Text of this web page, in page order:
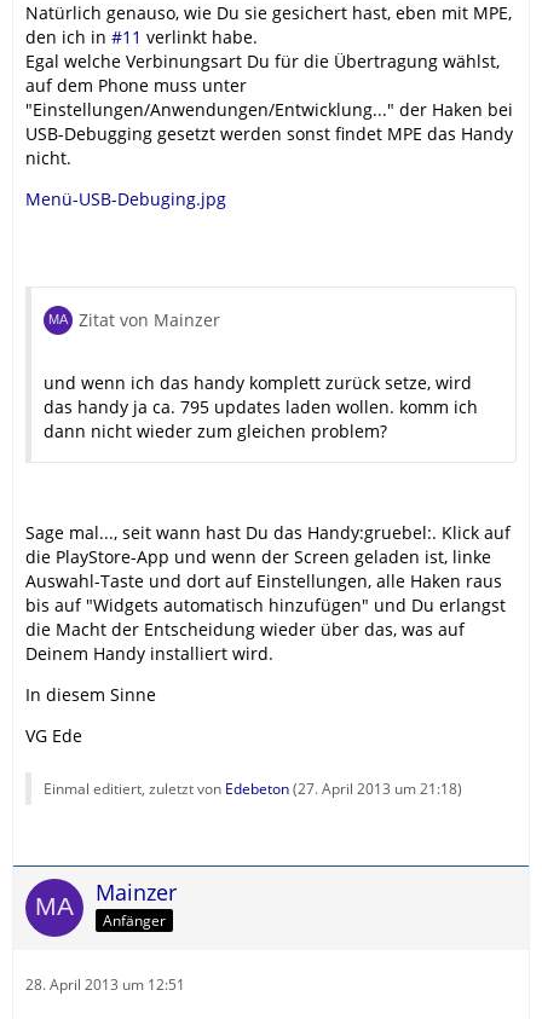
Natürlich genauso, wie Du sie gesichert hast, eben mit MPE,
den ich in #11 verlinkt habe.
Egal welche Verbinungsart Du für die Übertragung wählst,
auf dem Phone muss unter
"Einstellungen/Anwendungen/Entwicklung..." der Haken bei
USB-Debugging gesetzt werden sonst findet MPE das Handy
nicht.
Menü-USB-Debuging.jpg
Zitat von Mainzer
und wenn ich das handy komplett zurück setze, wird
das handy ja ca. 795 updates laden wollen. komm ich
dann nicht wieder zum gleichen problem?
Sage mal..., seit wann hast Du das Handy:gruebel:. Klick auf
die PlayStore-App und wenn der Screen geladen ist, linke
Auswahl-Taste und dort auf Einstellungen, alle Haken raus
bis auf "Widgets automatisch hinzufügen" und Du erlangst
die Macht der Entscheidung wieder über das, was auf
Deinem Handy installiert wird.
In diesem Sinne
VG Ede
Einmal editiert, zuletzt von Edebeton(27. April 2013 um 21:18)
Mainzer
Anfänger
28. April 2013 um 12:51